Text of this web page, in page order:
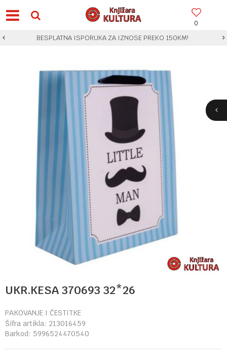
0
BESPLATNA ISPORUKA ZA IZNOSE PREKO 150KM!
UKR.KESA 370693 32*26
PAKOVANJE I ČESTITKE
Šifra artikla: 213016459
Barkod: 5996524470540